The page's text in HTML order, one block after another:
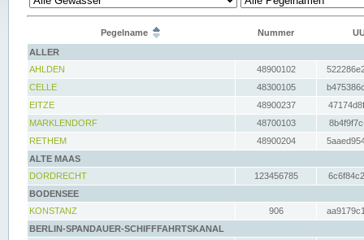
Pegelname Nummer
ALLER
AHLDEN
48900102
CELLE
48300105
EITZE
48900237
MARKLENDORF
48700103
RETHEM
48900204
ALTE MAAS
DORDRECHT
123456785
BODENSEE
KONSTANZ
906
BERLIN-SPANDAUER-SCHIFFFAHRTSKANAL